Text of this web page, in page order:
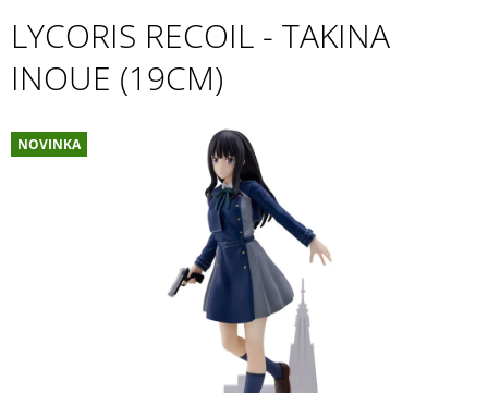
LYCORIS RECOIL - TAKINA
INOUE (19CM)
NOVINKA
E
B
U
J
E